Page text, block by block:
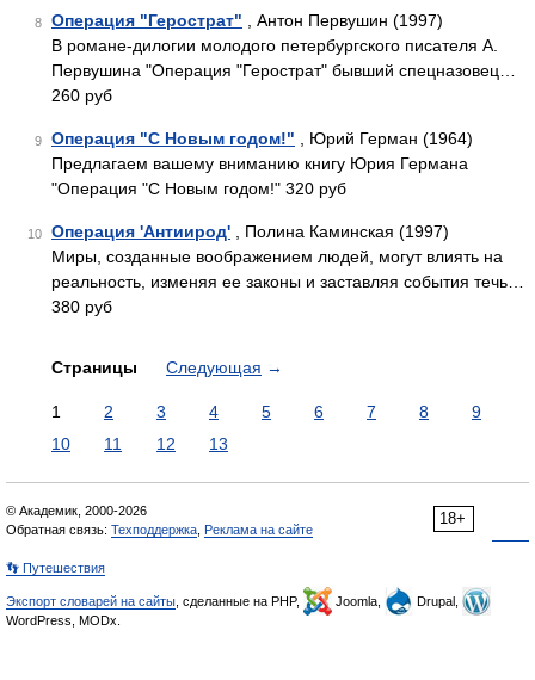
8 Операция "Герострат" , Антон Первушин (1997)
В романе-дилогии молодого петербургского писателя А.
Первушина "Операция "Герострат" бывший спецназовец…
260 руб
9 Операция "С Новым годом!" , Юрий Герман (1964)
Предлагаем вашему вниманию книгу Юрия Германа
"Операция "С Новым годом!" 320 руб
10 Операция 'Антиирод' , Полина Каминская (1997)
Миры, созданные воображением людей, могут влиять на
реальность, изменяя ее законы и заставляя события течь…
380 руб
Страницы Следующая →
1 2 3 4 5 6 7 8
9
10
11 12 13
18+
© Академик, 2000-2026
Обратная связь: Техподдержка Реклама на сайте
👣 Путешествия
Экспорт словарей на сайты , сделанные на PHP, Joomla,
Drupal,
WordPress, MODx.